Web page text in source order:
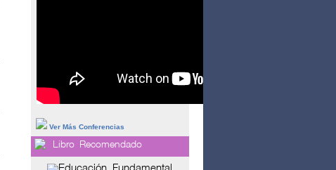
Ver Más Conferencias
Libro Recomendado